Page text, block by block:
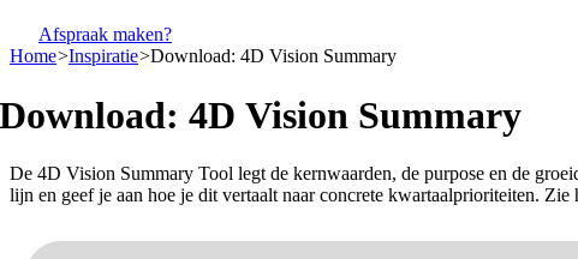
Afspraak maken?
Home Inspiratie Download: 4D Vision Summary
4D Vision Summary
De 4D Vision Summary Tool legt de kernwaarden, de purpose en de
lijn en geef je aan hoe je dit vertaalt naar concrete kwartaalprioriteiten. Zie